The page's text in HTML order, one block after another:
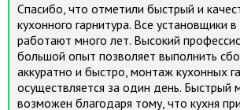
Спасибо, что отметили быстрый и
кухонного гарнитура. Все установщики
работают много лет. Высокий
большой опыт позволяет выполнить
аккуратно и быстро, монтаж кухонных
осуществляется за один день. Быстрый
возможен благодаря тому, что кухня